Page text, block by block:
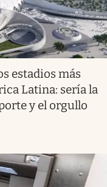
estadios más
Latina: sería la
y el orgullo